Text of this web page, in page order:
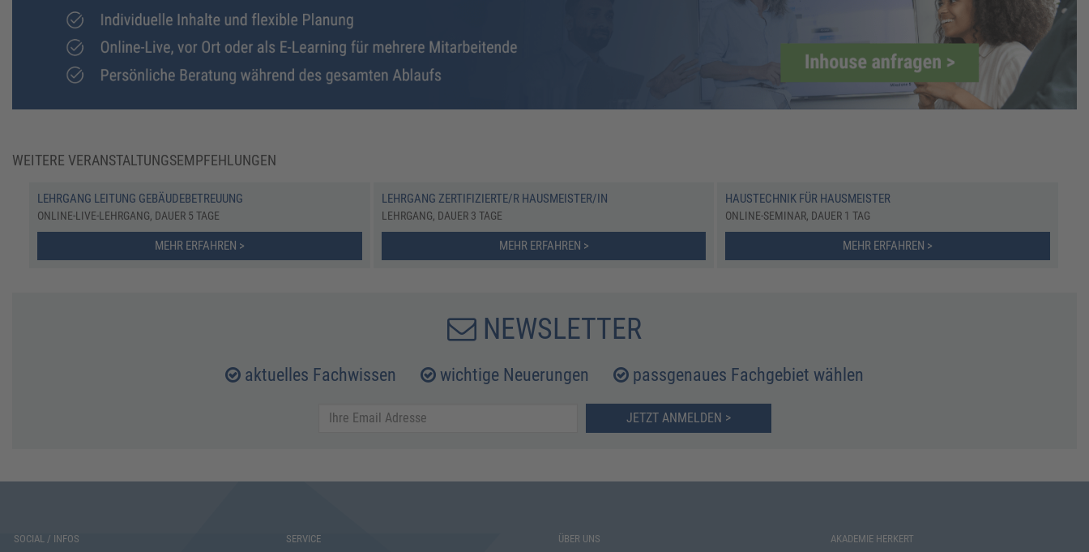
WEITERE VERANSTALTUNGSEMPFEHLUNGEN
LEHRGANG LEITUNG GEBÄUDEBETREUUNG
ONLINE-LIVE-LEHRGANG, DAUER 5 TAGE
MEHR ERFAHREN >
LEHRGANG ZERTIFIZIERTE/R HAUSMEISTER/IN
LEHRGANG, DAUER 3 TAGE
MEHR ERFAHREN >
HAUSTECHNIK FÜR HAUSMEISTER
ONLINE-SEMINAR, DAUER 1 TAG
MEHR ERFAHREN >
NEWSLETTER
aktuelles Fachwissen wichtige Neuerungen passgenaues Fachgebiet wählen
JETZT ANMELDEN >
SOCIAL / INFOS SERVICE ÜBER UNS AKADEMIE HERKERT